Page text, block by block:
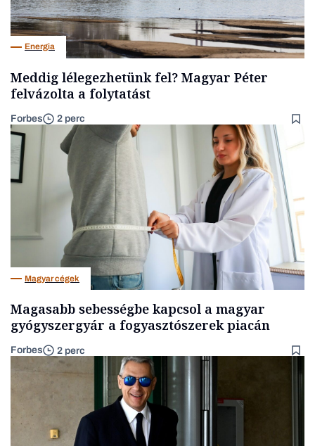
Energia
Meddig lélegezhetünk fel? Magyar Péter
felvázolta a folytatást
Forbes 2 perc
Magyar cégek
Magasabb sebességbe kapcsol a magyar
gyógyszergyár a fogyasztószerek piacán
Forbes 2 perc